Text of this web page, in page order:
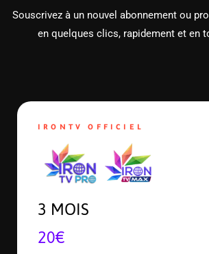
Souscrivez à un nouvel abonnement ou
en quelques clics, rapidement et en
IRONTV OFFICIEL
3 MOIS
20€